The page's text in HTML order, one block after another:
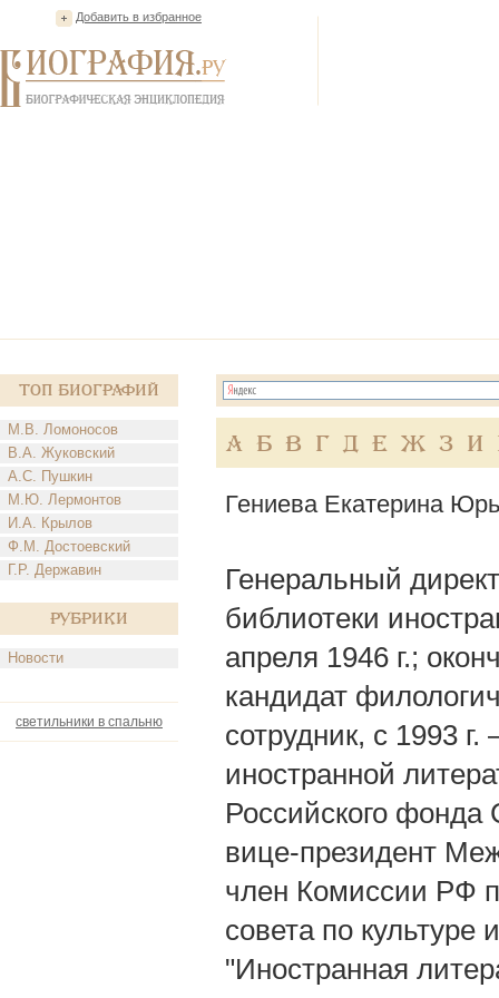
Добавить в избранное
Топ Биографий
М.В. Ломоносов
В.А. Жуковский
А.С. Пушкин
М.Ю. Лермонтов
И.А. Крылов
Ф.М. Достоевский
Г.Р. Державин
Рубрики
Новости
светильники в спальню
А Б В Г Д Е Ж З И
Гениева Екатерина
Генеральный
библиотеки
апреля 1946 г.;
кандидат
сотрудник, с 1993
иностранной
Российского фонда
вице-президент
член Комиссии РФ
совета по культуре
"Иностранная